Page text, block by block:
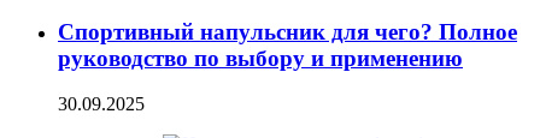
Спортивный напульсник для чего? Полное
руководство по выбору и применению
30.09.2025